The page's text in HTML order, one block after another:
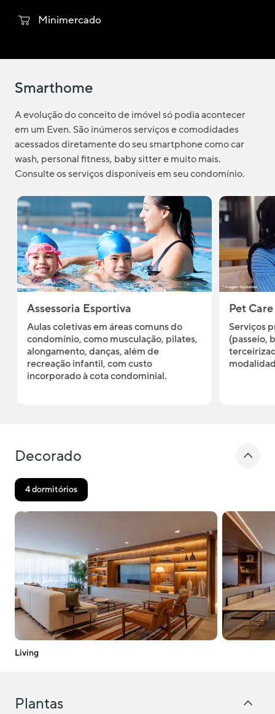
Minimercado
Smarthome
A evolução do conceito de imóvel só podia acontecer
em um Even. São inúmeros serviços e comodidades
acessados diretamente do seu smartphone como car
wash, personal fitness, baby sitter e muito mais.
Consulte os serviços disponíveis em seu condomínio.
Assessoria Esportiva
Aulas coletivas em áreas comuns do
condomínio, como musculação, pilates,
alongamento, danças, além de
recreação infantil, com custo
incorporado à cota condominial.
Pet Care
Serviços
(passeio,
Decorado
4 dormitórios
Living
Plantas